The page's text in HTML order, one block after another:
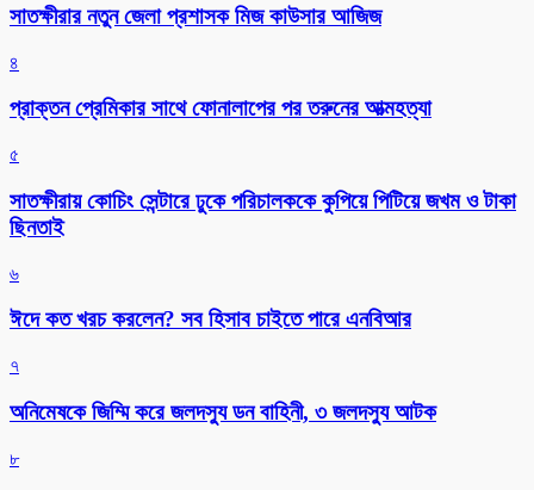
সাতক্ষীরার নতুন জেলা প্রশাসক মিজ কাউসার আজিজ
৪
প্রাক্তন প্রেমিকার সাথে ফোনালাপের পর তরুনের আত্মহত্যা
৫
সাতক্ষীরায় কোচিং সেন্টারে ঢুকে পরিচালককে কুপিয়ে পিটিয়ে জখম ও টাকা
ছিনতাই
৬
ঈদে কত খরচ করলেন? সব হিসাব চাইতে পারে এনবিআর
৭
অনিমেষকে জিম্মি করে জলদস্যু ডন বাহিনী, ৩ জলদস্যু আটক
৮